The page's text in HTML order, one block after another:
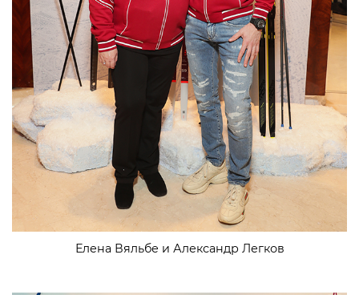
Елена Вяльбе и Александр Легков